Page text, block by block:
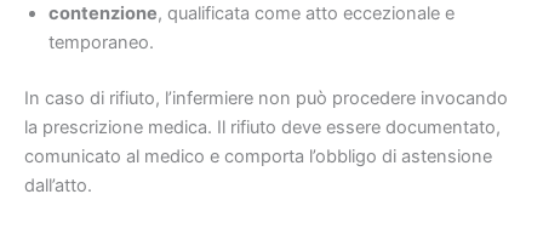
contenzione, qualificata come atto eccezionale e
temporaneo.
In caso di rifiuto, l’infermiere non può procedere invocando
la prescrizione medica. Il rifiuto deve essere documentato,
comunicato al medico e comporta l’obbligo di astensione
dall’atto.